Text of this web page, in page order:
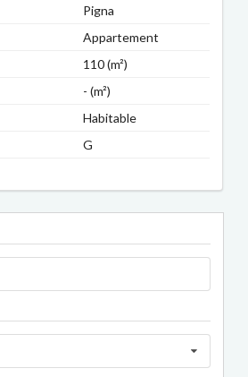
Pigna
Appartement
110 (m²)
- (m²)
Habitable
G